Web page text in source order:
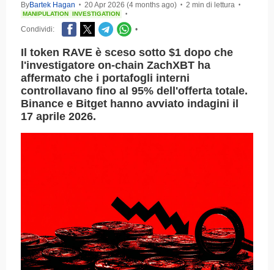
ByBartek Hagan • 20 Apr 2026 (4 months ago) • 2 min di lettura •
MANIPULATION INVESTIGATION •
Condividi: •
Il token RAVE è sceso sotto $1 dopo che
l'investigatore on-chain ZachXBT ha
affermato che i portafogli interni
controllavano fino al 95% dell'offerta totale.
Binance e Bitget hanno avviato indagini il
17 aprile 2026.